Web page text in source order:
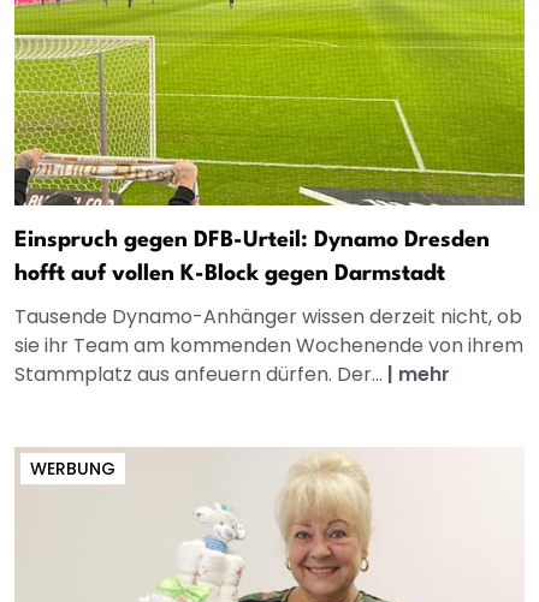
Einspruch gegen DFB-Urteil: Dynamo Dresden
hofft auf vollen K-Block gegen Darmstadt
Tausende Dynamo-Anhänger wissen derzeit nicht, ob
sie ihr Team am kommenden Wochenende von ihrem
Stammplatz aus anfeuern dürfen. Der... | mehr
WERBUNG